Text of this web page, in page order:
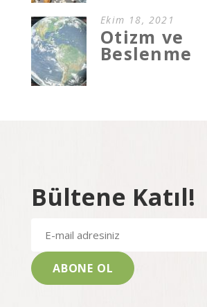
Ekim 18, 2021
Otizm ve
Beslenme
Bültene Katıl!